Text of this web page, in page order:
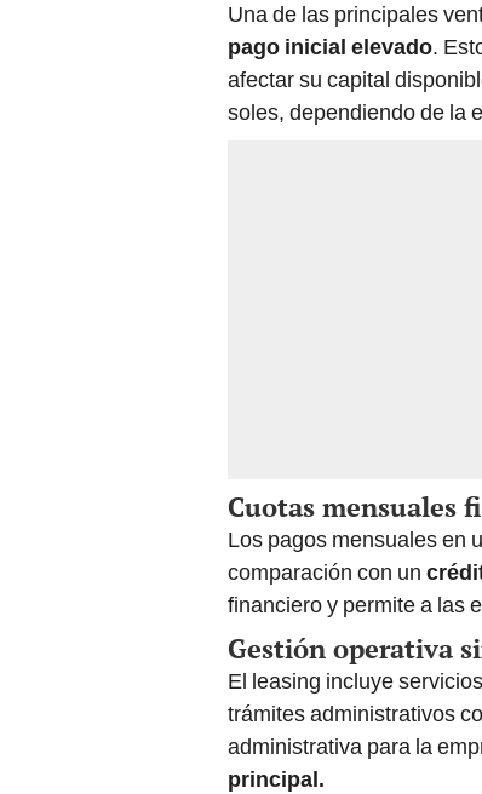
Una de las principales
pago inicial elevado.
afectar su capital
soles, dependiendo de la
Cuotas mensuales
Los pagos mensuales en
comparación con un
financiero y permite a las
Gestión operativa
El leasing incluye
trámites administrativos
administrativa para la
principal.